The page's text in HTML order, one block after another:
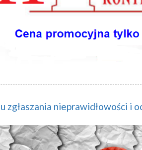
zgłaszania nieprawidłowości i